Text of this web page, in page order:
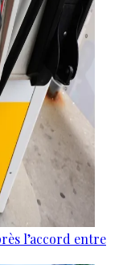
l’accord entre